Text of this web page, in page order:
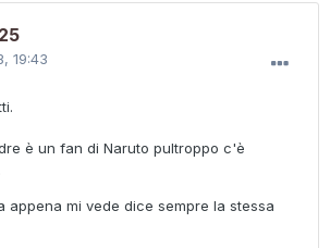
19:43
è un fan di Naruto pultroppo c'è
appena mi vede dice sempre la stessa